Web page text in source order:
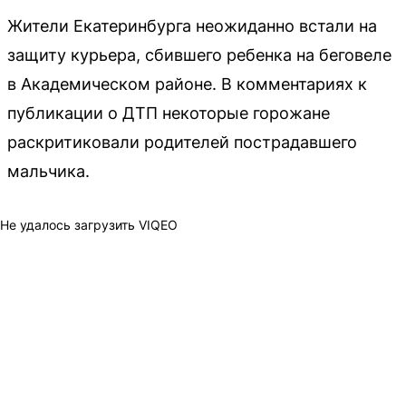
Жители Екатеринбурга неожиданно встали на
защиту курьера, сбившего ребенка на беговеле
в Академическом районе. В комментариях к
публикации о ДТП некоторые горожане
раскритиковали родителей пострадавшего
мальчика.
Не удалось загрузить VIQEO